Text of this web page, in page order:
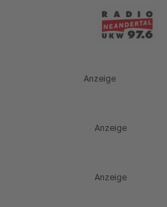
Anzeige
Anzeige
Anzeige